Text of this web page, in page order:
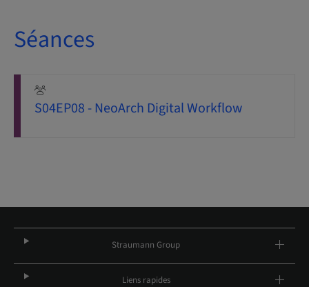
Séances
S04EP08 - NeoArch Digital Workflow
Straumann Group
Liens rapides